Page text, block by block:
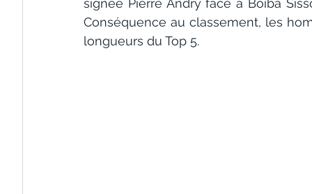
signée Pierre Andry face à Boïba
Conséquence au classement, les
longueurs du Top 5.